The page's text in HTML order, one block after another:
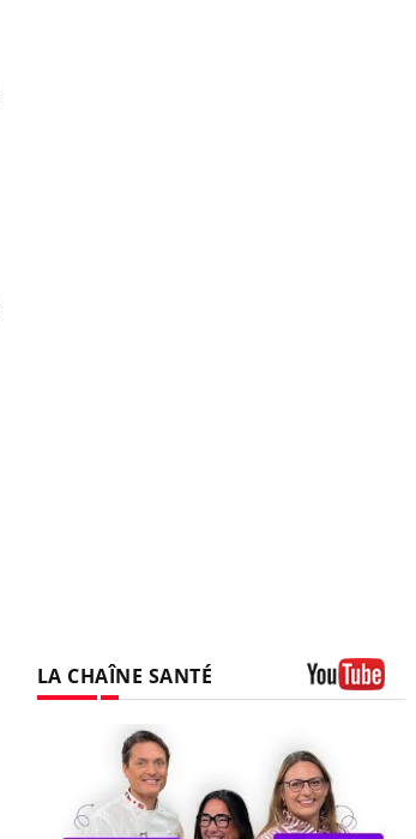
LA CHAÎNE SANTÉ